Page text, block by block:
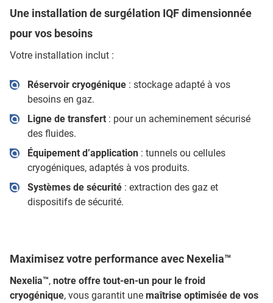
Une installation de surgélation IQF dimensionnée
pour vos besoins
Votre installation inclut :
Réservoir cryogénique: stockage adapté à vos
besoins en gaz.
Ligne de transfert: pour un acheminement sécurisé
des fluides.
Équipement d’application : tunnels ou cellules
cryogéniques, adaptés à vos produits.
Systèmes de sécurité: extraction des gaz et
dispositifs de sécurité.
Maximisez votre performance avec Nexelia™
Nexelia™, notre offre tout-en-un pour le froid
cryogénique, vous garantit une maîtrise optimisée de vos